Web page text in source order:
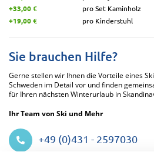
+33,00 €
pro Set Kaminholz
+19,00 €
pro Kinderstuhl
Sie brauchen Hilfe?
Gerne stellen wir Ihnen die Vorteile eines
Schweden im Detail vor und finden
für Ihren nächsten Winterurlaub in
Ihr Team von Ski und Mehr
+49 (0)431 - 2597030